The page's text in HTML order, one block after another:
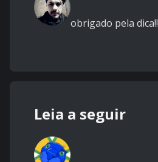
obrigado pela dica!!
Leia a seguir